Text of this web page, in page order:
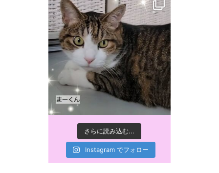
さらに読み込む...
Instagram でフォロー